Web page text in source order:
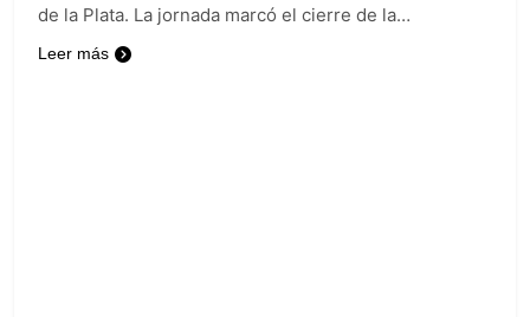
de la Plata. La jornada marcó el cierre de la…
Leer más